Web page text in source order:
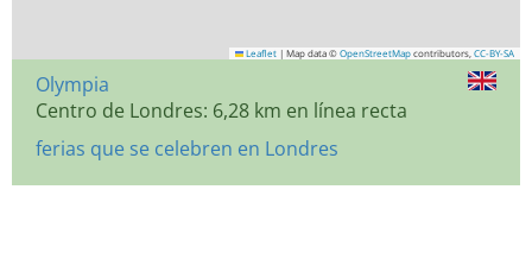
Leaflet | Map data © OpenStreetMap contributors, CC-BY-SA
Olympia
Centro de Londres: 6,28 km en línea recta
ferias que se celebren en Londres